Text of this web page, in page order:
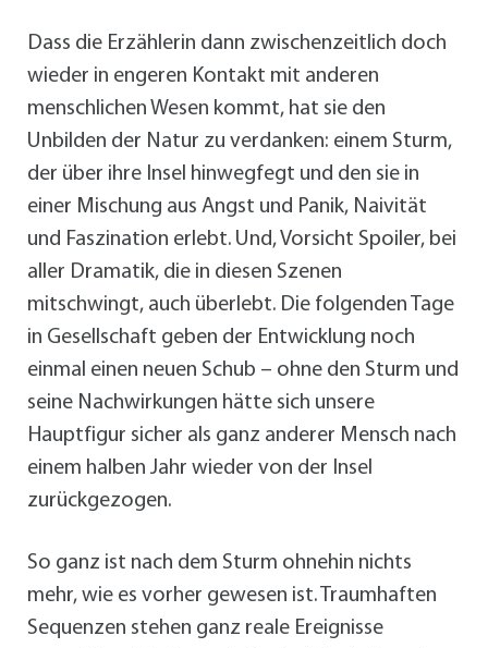
Dass die Erzählerin dann zwischenzeitlich doch
wieder in engeren Kontakt mit anderen
menschlichen Wesen kommt, hat sie den
Unbilden der Natur zu verdanken: einem Sturm,
der über ihre Insel hinwegfegt und den sie in
einer Mischung aus Angst und Panik, Naivität
und Faszination erlebt. Und, Vorsicht Spoiler, bei
aller Dramatik, die in diesen Szenen
mitschwingt, auch überlebt. Die folgenden Tage
in Gesellschaft geben der Entwicklung noch
einmal einen neuen Schub – ohne den Sturm und
seine Nachwirkungen hätte sich unsere
Hauptfigur sicher als ganz anderer Mensch nach
einem halben Jahr wieder von der Insel
zurückgezogen.
So ganz ist nach dem Sturm ohnehin nichts
mehr, wie es vorher gewesen ist. Traumhaften
Sequenzen stehen ganz reale Ereignisse